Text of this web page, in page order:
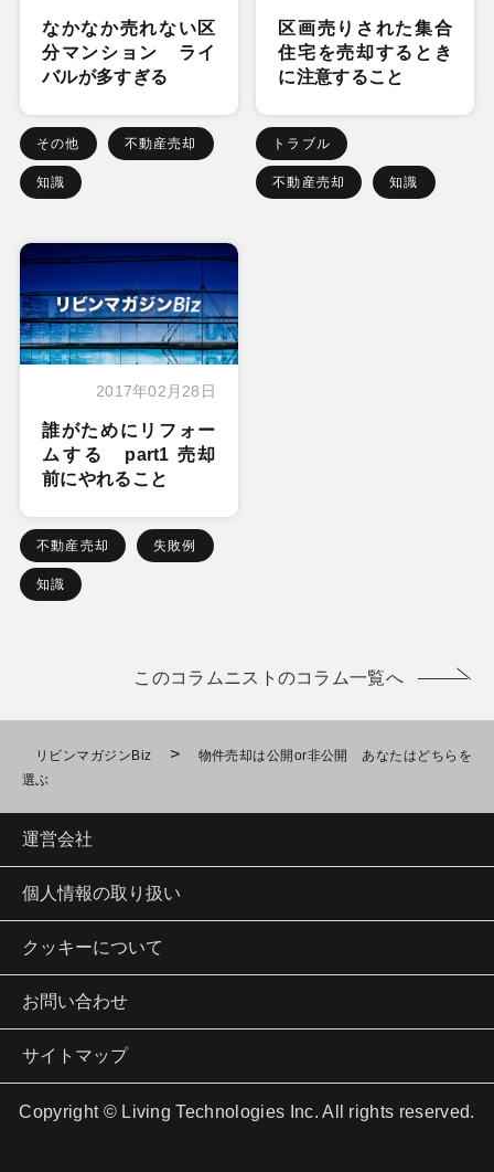
なかなか売れない区
分マンション ライ
バルが多すぎる
その他 不動産売却
知識
区画売りされた集合
住宅を売却するとき
に注意すること
トラブル
不動産売却 知識
2017年02月28日
誰がためにリフォー
ムする part1 売却
前にやれること
不動産売却 失敗例
知識
このコラムニストのコラム一覧へ
リビンマガジンBiz >
物件売却は公開or非公開 あなたはどちらを
選ぶ
運営会社
個人情報の取り扱い
クッキーについて
お問い合わせ
サイトマップ
Copyright © Living Technologies Inc. All rights reserved.